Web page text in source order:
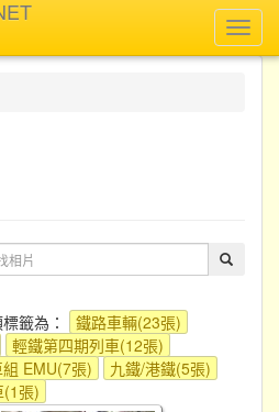
籤為：
鐵路車輛(23張)
輕鐵第四期列車(12張)
EMU(7張)
九鐵/港鐵(5張)
(1張)